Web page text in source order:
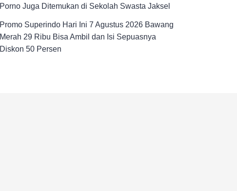
Porno Juga Ditemukan di Sekolah Swasta Jaksel
Promo Superindo Hari Ini 7 Agustus 2026 Bawang
Merah 29 Ribu Bisa Ambil dan Isi Sepuasnya
Diskon 50 Persen